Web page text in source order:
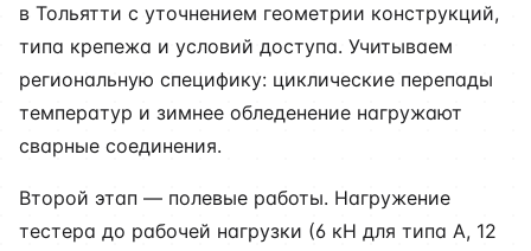
в Тольятти с уточнением геометрии конструкций,
типа крепежа и условий доступа. Учитываем
региональную специфику: циклические перепады
температур и зимнее обледенение нагружают
сварные соединения.
Второй этап — полевые работы. Нагружение
тестера до рабочей нагрузки (6 кН для типа А, 12